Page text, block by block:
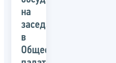
на
заседании
в
Общественной